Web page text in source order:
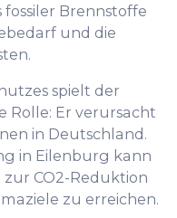
Brennstoffe
und die
spielt der
Rolle: Er verursacht
in Deutschland.
in Eilenburg kann
CO2-Reduktion
zu erreichen.